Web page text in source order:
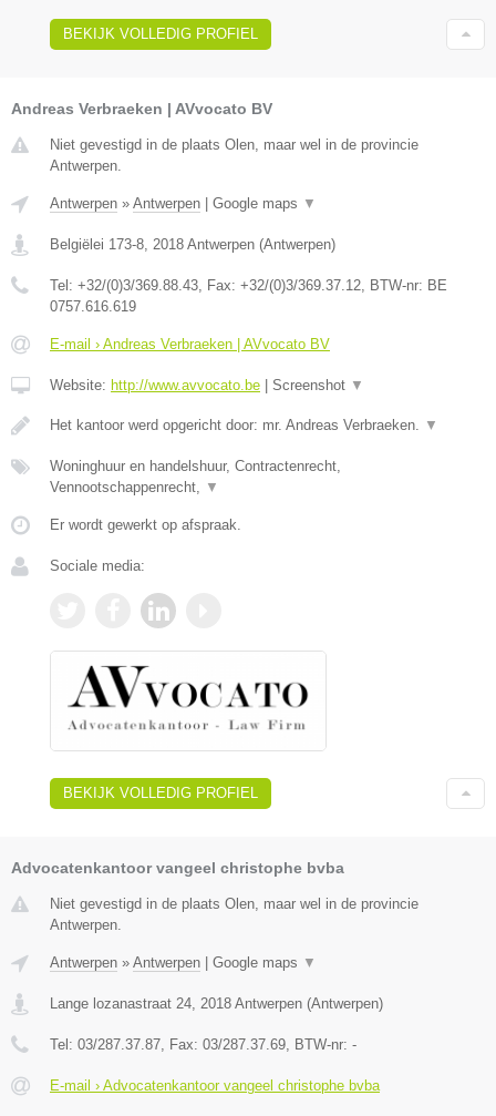
BEKIJK VOLLEDIG PROFIEL
Andreas Verbraeken | AVvocato BV
Niet gevestigd in de plaats Olen, maar wel in de provincie
Antwerpen.
Antwerpen » Antwerpen Google maps ▼
Belgiëlei 173-8 2018 Antwerpen (Antwerpen)
Tel: +32/(0)3/369.88.43 , Fax: +32/(0)3/369.37.12 , BTW-nr: BE
0757.616.619
E-mail › Andreas Verbraeken | AVvocato BV
Website: http://www.avvocato.be Screenshot ▼
Het kantoor werd opgericht door: mr. Andreas Verbraeken. ▼
Woninghuur en handelshuur, Contractenrecht,
Vennootschappenrecht,
▼
Er wordt gewerkt op afspraak.
Sociale media:
BEKIJK VOLLEDIG PROFIEL
Advocatenkantoor vangeel christophe bvba
Niet gevestigd in de plaats Olen, maar wel in de provincie
Antwerpen.
Antwerpen » Antwerpen Google maps ▼
Lange lozanastraat 24, 2018 Antwerpen (Antwerpen)
Tel: 03/287.37.87, Fax: 03/287.37.69, BTW-nr: -
E-mail › Advocatenkantoor vangeel christophe bvba